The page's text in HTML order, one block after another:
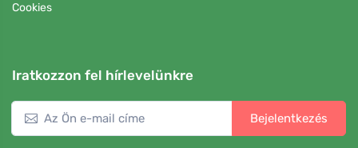
Cookies
Iratkozzon fel hírlevelünkre
Bejelentkezés